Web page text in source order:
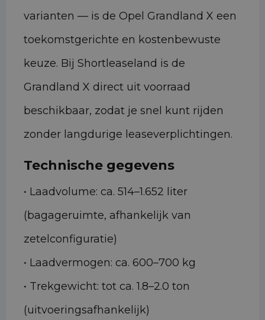
varianten — is de Opel Grandland X een
toekomstgerichte en kostenbewuste
keuze. Bij Shortleaseland is de
Grandland X direct uit voorraad
beschikbaar, zodat je snel kunt rijden
zonder langdurige leaseverplichtingen.
Technische gegevens
• Laadvolume: ca. 514–1.652 liter
(bagageruimte, afhankelijk van
zetelconfiguratie)
• Laadvermogen: ca. 600–700 kg
• Trekgewicht: tot ca. 1.8–2.0 ton
(uitvoeringsafhankelijk)